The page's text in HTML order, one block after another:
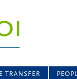
TRANSFER